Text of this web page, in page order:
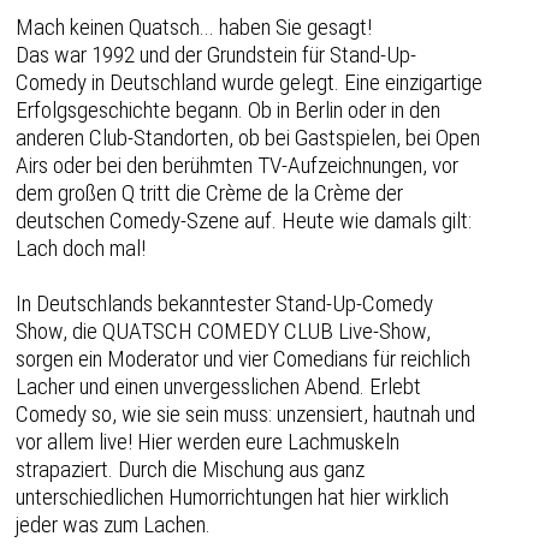
Mach keinen Quatsch... haben Sie gesagt!
Das war 1992 und der Grundstein für Stand-Up-
Comedy in Deutschland wurde gelegt. Eine einzigartige
Erfolgsgeschichte begann. Ob in Berlin oder in den
anderen Club-Standorten, ob bei Gastspielen, bei Open
Airs oder bei den berühmten TV-Aufzeichnungen, vor
dem großen Q tritt die Crème de la Crème der
deutschen Comedy-Szene auf. Heute wie damals gilt:
Lach doch mal!
In Deutschlands bekanntester Stand-Up-Comedy
Show, die QUATSCH COMEDY CLUB Live-Show,
sorgen ein Moderator und vier Comedians für reichlich
Lacher und einen unvergesslichen Abend. Erlebt
Comedy so, wie sie sein muss: unzensiert, hautnah und
vor allem live! Hier werden eure Lachmuskeln
strapaziert. Durch die Mischung aus ganz
unterschiedlichen Humorrichtungen hat hier wirklich
jeder was zum Lachen.